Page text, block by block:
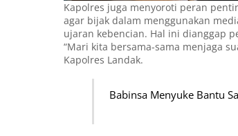
Kapolres juga menyoroti peran
agar bijak dalam menggunakan
ujaran kebencian. Hal ini dianggap
“Mari kita bersama-sama menjaga
Kapolres Landak.
Babinsa Menyuke Bantu